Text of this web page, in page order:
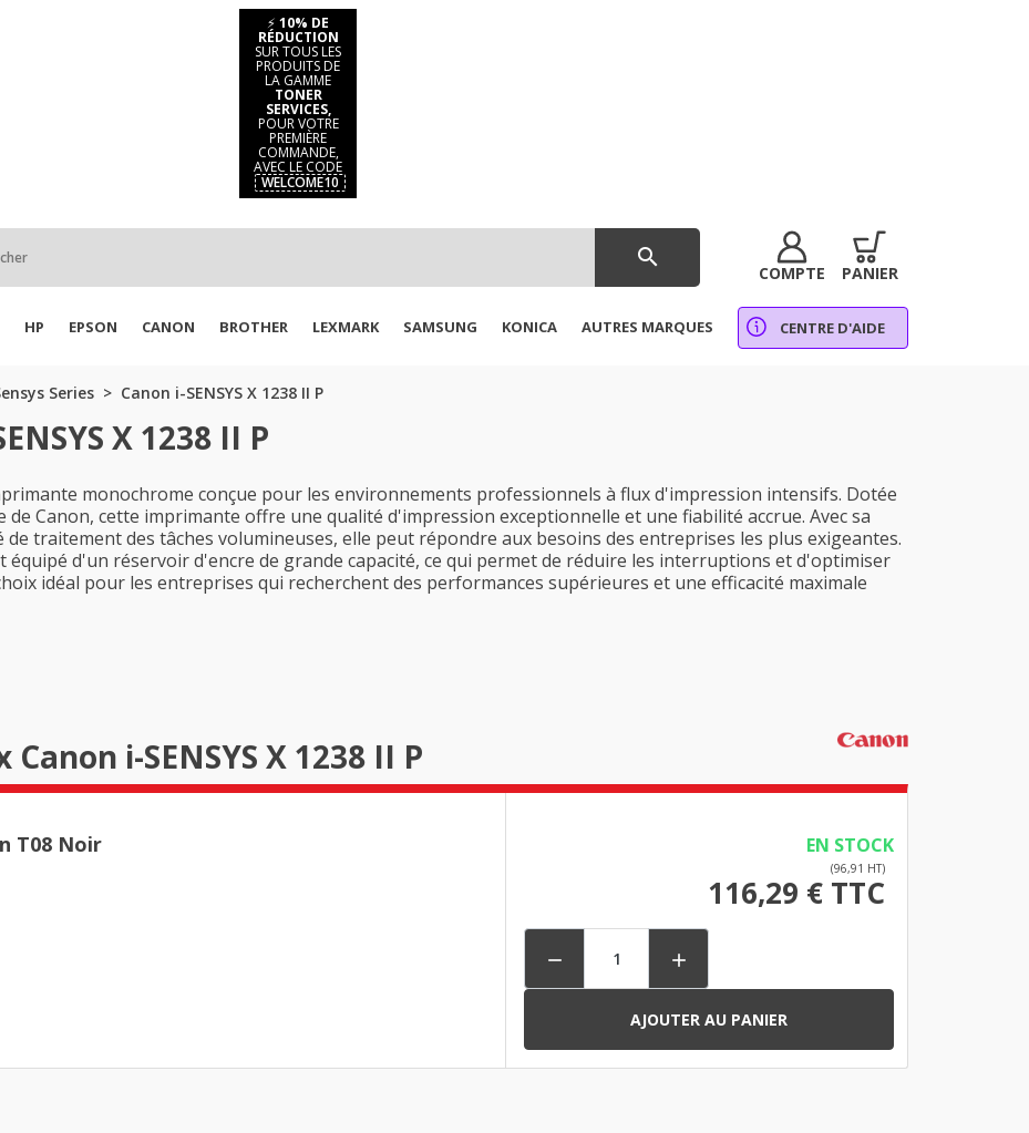
⚡ 10% DE
RÉDUCTION
SUR TOUS LES
PRODUITS DE
LA GAMME
TONER
SERVICES,
POUR VOTRE
PREMIÈRE
COMMANDE,
AVEC LE CODE
WELCOME10
search
COMPTE PANIER
HP EPSON CANON BROTHER LEXMARK SAMSUNG KONICA AUTRES MARQUES CENTRE D'AIDE
Series Canon i-SENSYS X 1238 II P
X 1238 II P
monochrome conçue pour les environnements professionnels à flux d'impression intensifs. Dotée
Canon, cette imprimante offre une qualité d'impression exceptionnelle et une fiabilité accrue. Avec sa
de traitement des tâches volumineuses, elle peut répondre aux besoins des entreprises les plus exigeantes.
équipé d'un réservoir d'encre de grande capacité, ce qui permet de réduire les interruptions et d'optimiser
idéal pour les entreprises qui recherchent des performances supérieures et une efficacité maximale
i-SENSYS X 1238 II P
T08 Noir EN STOCK
(96,91 HT)
116,29 € TTC
 
AJOUTER AU PANIER